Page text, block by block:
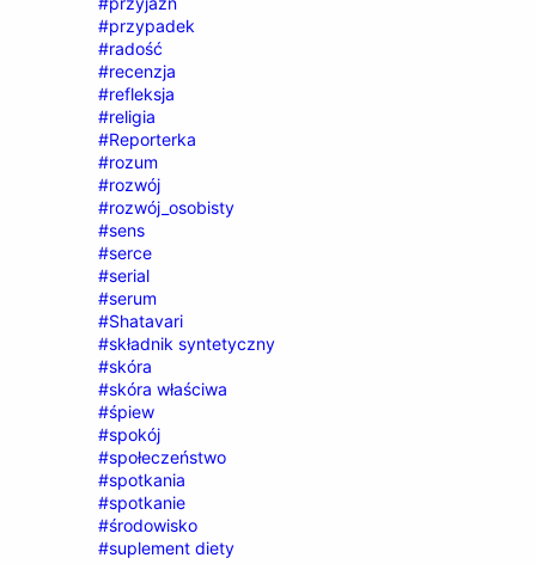
#przypadek
#radość
#recenzja
#refleksja
#religia
#Reporterka
#rozum
#rozwój
#rozwój_osobisty
#sens
#serce
#serial
#serum
#Shatavari
#składnik syntetyczny
#skóra
#skóra właściwa
#śpiew
#spokój
#społeczeństwo
#spotkania
#spotkanie
#środowisko
#suplement diety